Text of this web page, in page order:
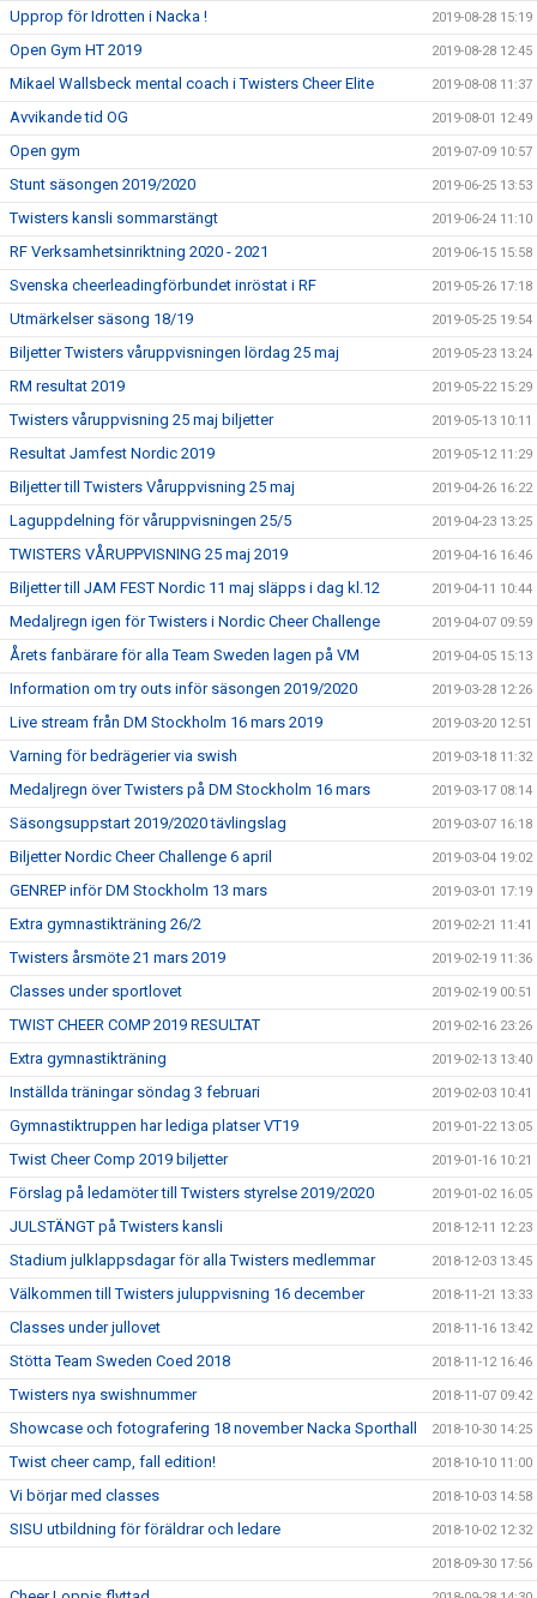
Upprop för Idrotten i Nacka ! 2019-08-28 15:19
Open Gym HT 2019 2019-08-28 12:45
Mikael Wallsbeck mental coach i Twisters Cheer Elite 2019-08-08 11:37
Avvikande tid OG 2019-08-01 12:49
Open gym 2019-07-09 10:57
Stunt säsongen 2019/2020 2019-06-25 13:53
Twisters kansli sommarstängt 2019-06-24 11:10
RF Verksamhetsinriktning 2020 - 2021 2019-06-15 15:58
Svenska cheerleadingförbundet inröstat i RF 2019-05-26 17:18
Utmärkelser säsong 18/19 2019-05-25 19:54
Biljetter Twisters våruppvisningen lördag 25 maj 2019-05-23 13:24
RM resultat 2019 2019-05-22 15:29
Twisters våruppvisning 25 maj biljetter 2019-05-13 10:11
Resultat Jamfest Nordic 2019 2019-05-12 11:29
Biljetter till Twisters Våruppvisning 25 maj 2019-04-26 16:22
Laguppdelning för våruppvisningen 25/5 2019-04-23 13:25
TWISTERS VÅRUPPVISNING 25 maj 2019 2019-04-16 16:46
Biljetter till JAM FEST Nordic 11 maj släpps i dag kl.12 2019-04-11 10:44
Medaljregn igen för Twisters i Nordic Cheer Challenge 2019-04-07 09:59
Årets fanbärare för alla Team Sweden lagen på VM 2019-04-05 15:13
Information om try outs inför säsongen 2019/2020 2019-03-28 12:26
Live stream från DM Stockholm 16 mars 2019 2019-03-20 12:51
Varning för bedrägerier via swish 2019-03-18 11:32
Medaljregn över Twisters på DM Stockholm 16 mars 2019-03-17 08:14
Säsongsuppstart 2019/2020 tävlingslag 2019-03-07 16:18
Biljetter Nordic Cheer Challenge 6 april 2019-03-04 19:02
GENREP inför DM Stockholm 13 mars 2019-03-01 17:19
Extra gymnastikträning 26/2 2019-02-21 11:41
Twisters årsmöte 21 mars 2019 2019-02-19 11:36
Classes under sportlovet 2019-02-19 00:51
TWIST CHEER COMP 2019 RESULTAT 2019-02-16 23:26
Extra gymnastikträning 2019-02-13 13:40
Inställda träningar söndag 3 februari 2019-02-03 10:41
Gymnastiktruppen har lediga platser VT19 2019-01-22 13:05
Twist Cheer Comp 2019 biljetter 2019-01-16 10:21
Förslag på ledamöter till Twisters styrelse 2019/2020 2019-01-02 16:05
JULSTÄNGT på Twisters kansli 2018-12-11 12:23
Stadium julklappsdagar för alla Twisters medlemmar 2018-12-03 13:45
Välkommen till Twisters juluppvisning 16 december 2018-11-21 13:33
Classes under jullovet 2018-11-16 13:42
Stötta Team Sweden Coed 2018 2018-11-12 16:46
Twisters nya swishnummer 2018-11-07 09:42
Showcase och fotografering 18 november Nacka Sporthall 2018-10-30 14:25
Twist cheer camp, fall edition! 2018-10-10 11:00
Vi börjar med classes 2018-10-03 14:58
SISU utbildning för föräldrar och ledare 2018-10-02 12:32
2018-09-30 17:56